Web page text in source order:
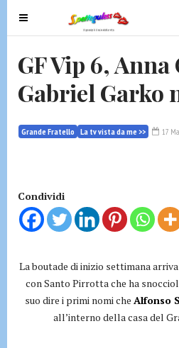
T
o
g
e
a
a
t
n
GF Vip 6, Anna
Gabriel Garko
Grande Fratello La tv vista da me >> 17
Condividi
La boutade di inizio settimana
con Santo Pirrotta che ha
suo dire i primi nomi che Alfonso
all’interno della casa del